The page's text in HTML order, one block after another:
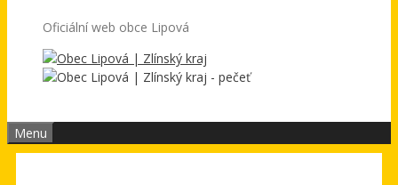
Oficiální web obce Lipová
Menu